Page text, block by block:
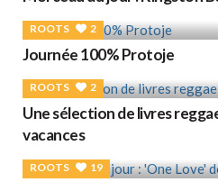
ROOTS 2
Journée 100% Protoje
ROOTS 2
Une sélection de livres
vacances
ROOTS 19